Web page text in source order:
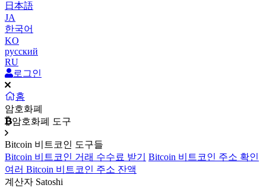
日本語
JA
한국어
KO
русский
RU
로그인
홈
암호화폐
암호화폐 도구
Bitcoin 비트코인 도구들
Bitcoin 비트코인 거래 수수료 받기
Bitcoin 비트코인 주소 확인
여러 Bitcoin 비트코인 주소 잔액
계산자 Satoshi